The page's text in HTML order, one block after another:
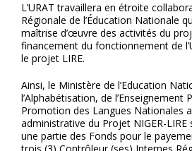
L’URAT travaillera en étroite
Régionale de l’Éducation Nationale
maîtrise d’œuvre des activités du
financement du fonctionnement de
le projet LIRE.
Ainsi, le Ministère de l’Education
l’Alphabétisation, de l’Enseignement
Promotion des Langues Nationales
administrative du Projet NIGER-LIRE
une partie des Fonds pour le